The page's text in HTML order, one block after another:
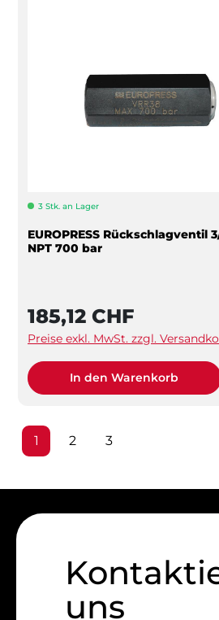
3 Stk. an Lager
EUROPRESS Rückschlagventil
NPT 700 bar
185,12 CHF
Preise exkl. MwSt. zzgl.
In den Warenkorb
Seite
1 Seite
2 Seite
3
uns